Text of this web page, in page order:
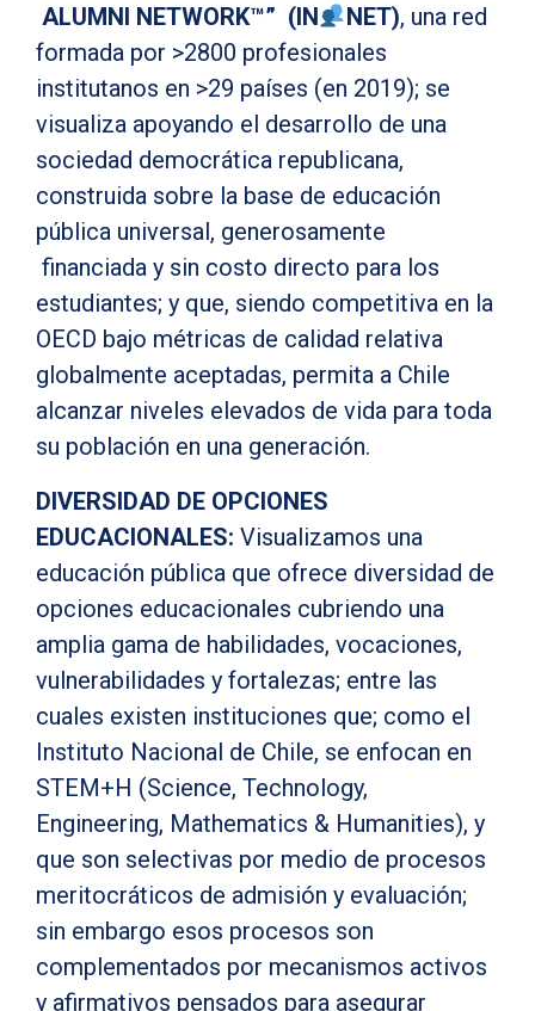
ALUMNI NETWORK™” (IN
NET), una red
formada por >2800 profesionales
institutanos en >29 países (en 2019); se
visualiza apoyando el desarrollo de una
sociedad democrática republicana,
construida sobre la base de educación
pública universal, generosamente
financiada y sin costo directo para los
estudiantes; y que, siendo competitiva en la
OECD bajo métricas de calidad relativa
globalmente aceptadas, permita a Chile
alcanzar niveles elevados de vida para toda
su población en una generación.
DIVERSIDAD DE OPCIONES
EDUCACIONALES: Visualizamos una
educación pública que ofrece diversidad de
opciones educacionales cubriendo una
amplia gama de habilidades, vocaciones,
vulnerabilidades y fortalezas; entre las
cuales existen instituciones que; como el
Instituto Nacional de Chile, se enfocan en
STEM+H (Science, Technology,
Engineering, Mathematics & Humanities), y
que son selectivas por medio de procesos
meritocráticos de admisión y evaluación;
sin embargo esos procesos son
complementados por mecanismos activos
y afirmativos pensados para asegurar